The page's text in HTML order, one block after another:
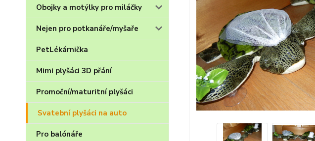
Obojky a motýlky pro miláčky
Nejen pro potkanáře/myšaře
PetLékárnička
Mimi plyšáci 3D přání
Promoční/maturitní plyšáci
Svatební plyšáci na auto
Pro balónáře